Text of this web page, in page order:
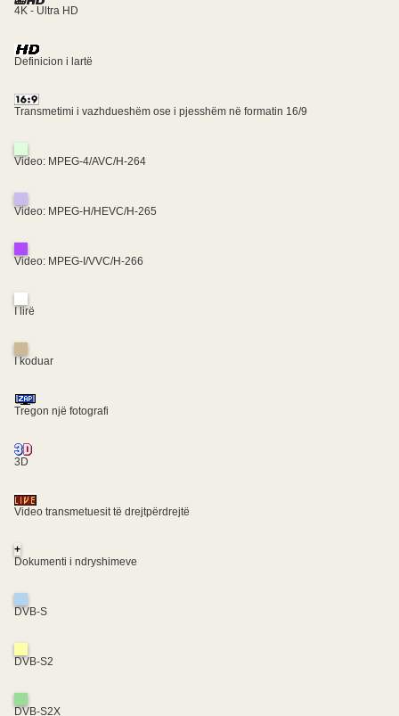
4K - Ultra HD
Definicion i lartë
Transmetimi i vazhdueshëm ose i pjesshëm në formatin 16/9
Video: MPEG-4/AVC/H-264
Video: MPEG-H/HEVC/H-265
Video: MPEG-I/VVC/H-266
I lirë
I koduar
Tregon një fotografi
3D
Video transmetuesit të drejtpërdrejtë
+
Dokumenti i ndryshimeve
DVB-S
DVB-S2
DVB-S2X